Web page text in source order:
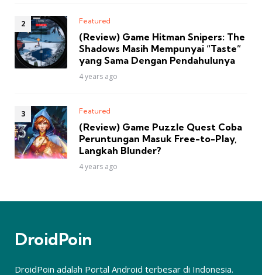
Featured
(Review) Game Hitman Snipers: The
Shadows Masih Mempunyai “Taste”
yang Sama Dengan Pendahulunya
4 years ago
Featured
(Review) Game Puzzle Quest Coba
Peruntungan Masuk Free-to-Play,
Langkah Blunder?
4 years ago
DroidPoin
DroidPoin adalah Portal Android terbesar di Indonesia.